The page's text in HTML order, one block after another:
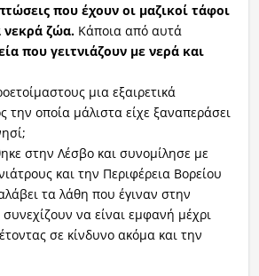
που έχουν οι μαζικοί τάφοι
νεκρά ζώα.Κάποια από αυτά
που γειτνιάζουν με νερά και
μια εξαιρετικά
την οποία μάλιστα είχε ξαναπεράσει
στην Λέσβο και συνομίλησε με
και την Περιφέρεια Βορείου
τα λάθη που έγιναν στην
συνεχίζουν να είναι εμφανή μέχρι
σε κίνδυνο ακόμα και την